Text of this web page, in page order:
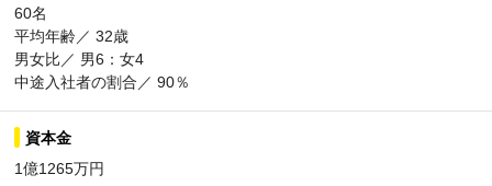
60名
平均年齢／ 32歳
男女比／ 男6：女4
中途入社者の割合／ 90％
資本金
1億1265万円